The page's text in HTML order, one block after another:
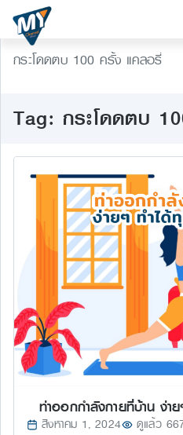
กระโดดตบ 100 ครั้ง แคลอรี่
Tag: กระโดดตบ
ท่าออกกำลังกายที่บ้าน ง่า
สิงหาคม 1, 2024 ดูแล้ว